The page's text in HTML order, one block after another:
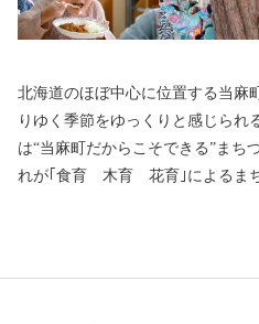
北海道のほぼ中心に位置する当麻
りゆく季節をゆっくりと感じられ
は“当麻町だからこそできる”まち
れが｢食育 木育 花育｣によるまち
とが食育の目的です。町内の子ど